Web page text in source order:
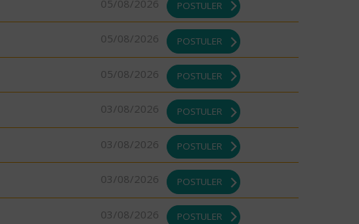
05/08/2026 POSTULER
05/08/2026 POSTULER
05/08/2026 POSTULER
03/08/2026 POSTULER
03/08/2026 POSTULER
03/08/2026 POSTULER
03/08/2026 POSTULER